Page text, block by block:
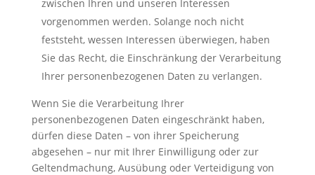
zwischen Ihren und unseren Interessen
vorgenommen werden. Solange noch nicht
feststeht, wessen Interessen überwiegen, haben
Sie das Recht, die Einschränkung der Verarbeitung
Ihrer personenbezogenen Daten zu verlangen.
Wenn Sie die Verarbeitung Ihrer
personenbezogenen Daten eingeschränkt haben,
dürfen diese Daten – von ihrer Speicherung
abgesehen – nur mit Ihrer Einwilligung oder zur
Geltendmachung, Ausübung oder Verteidigung von